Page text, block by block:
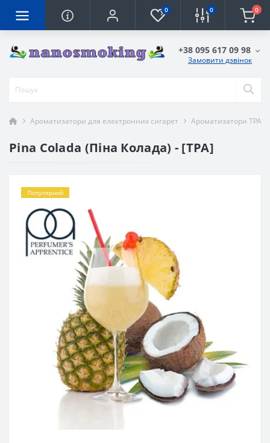
0 0 0
+38 095 617 09 98
Замовити дзвінок
Ароматизатори для електронних сигарет Ароматизатори TPA
Pina Colada (Піна Колада) - [TPA]
Популярний